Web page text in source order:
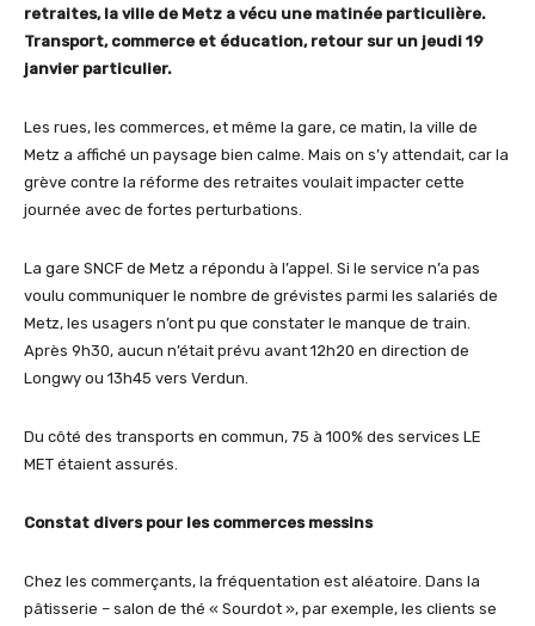
retraites, la ville de Metz a vécu une matinée particulière.
Transport, commerce et éducation, retour sur un jeudi 19
janvier particulier.
Les rues, les commerces, et même la gare, ce matin, la ville de
Metz a affiché un paysage bien calme. Mais on s’y attendait, car la
grève contre la réforme des retraites voulait impacter cette
journée avec de fortes perturbations.
La gare SNCF de Metz a répondu à l’appel. Si le service n’a pas
voulu communiquer le nombre de grévistes parmi les salariés de
Metz, les usagers n’ont pu que constater le manque de train.
Après 9h30, aucun n’était prévu avant 12h20 en direction de
Longwy ou 13h45 vers Verdun.
Du côté des transports en commun, 75 à 100% des services LE
MET étaient assurés.
Constat divers pour les commerces messins
Chez les commerçants, la fréquentation est aléatoire. Dans la
pâtisserie – salon de thé « Sourdot », par exemple, les clients se